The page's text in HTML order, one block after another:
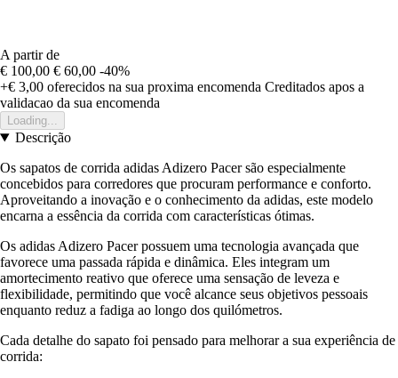
A partir de
€ 100,00 € 60,00 -40%
+€ 3,00 oferecidos na sua proxima encomenda Creditados apos a
validacao da sua encomenda
Loading...
Descrição
Os sapatos de corrida adidas Adizero Pacer são especialmente
concebidos para corredores que procuram performance e conforto.
Aproveitando a inovação e o conhecimento da adidas, este modelo
encarna a essência da corrida com características ótimas.
Os adidas Adizero Pacer possuem uma tecnologia avançada que
favorece uma passada rápida e dinâmica. Eles integram um
amortecimento reativo que oferece uma sensação de leveza e
flexibilidade, permitindo que você alcance seus objetivos pessoais
enquanto reduz a fadiga ao longo dos quilómetros.
Cada detalhe do sapato foi pensado para melhorar a sua experiência de
corrida: